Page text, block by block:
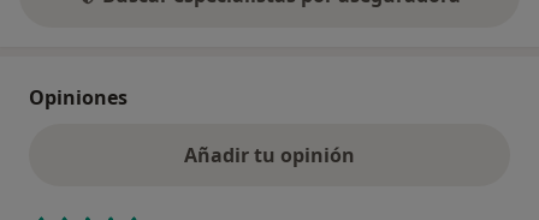
Opiniones
Añadir tu opinión